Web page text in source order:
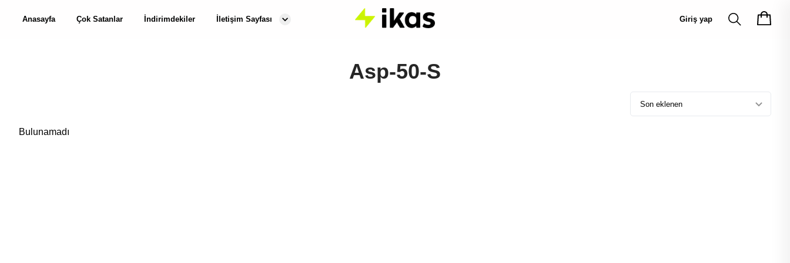
Anasayfa Çok Satanlar İndirimdekiler İletişim Sayfası Giriş yap
Asp-50-S
Son eklenen
Bulunamadı